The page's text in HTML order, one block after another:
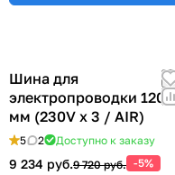
Шина для
электропроводки 1200
мм (230V x 3 / AIR)
5 2 Доступно к заказу
9 234 руб.9 720 руб. -5%